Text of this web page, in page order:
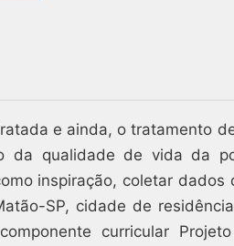
e ainda, o tratamento
da qualidade de vida da
inspiração, coletar
SP, cidade de
curricular